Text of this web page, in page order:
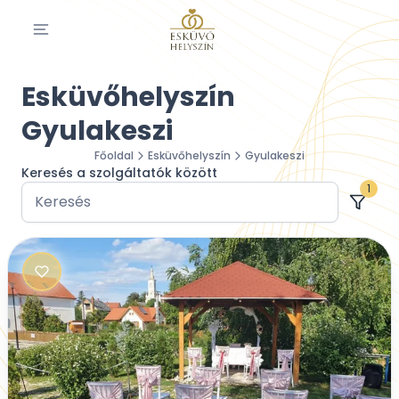
Esküvőhelyszín
Gyulakeszi
Főoldal Esküvőhelyszín Gyulakeszi
Keresés a szolgáltatók között
1